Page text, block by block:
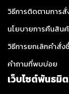
วิธีการติดตามการสั่
นโยบายการคืนสิน
วิธีการยกเลิกคำสั่ง
คำถามที่พบบ่อย
เว็บไซต์พันธมิ